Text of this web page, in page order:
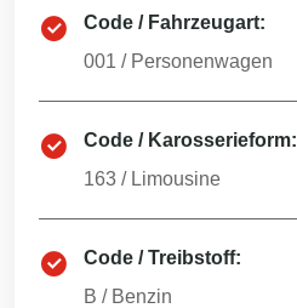
Code / Fahrzeugart:
001 / Personenwagen
Code / Karosserieform:
163 / Limousine
Code / Treibstoff:
B / Benzin